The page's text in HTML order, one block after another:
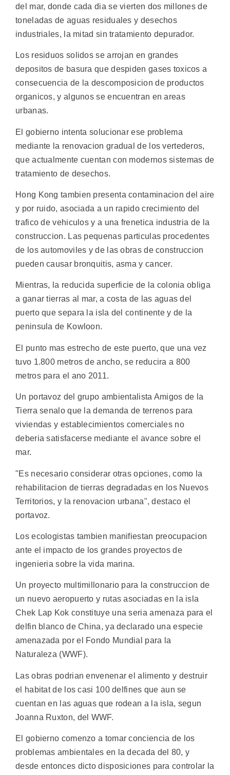
del mar, donde cada dia se vierten dos millones de
toneladas de aguas residuales y desechos
industriales, la mitad sin tratamiento depurador.
Los residuos solidos se arrojan en grandes
depositos de basura que despiden gases toxicos a
consecuencia de la descomposicion de productos
organicos, y algunos se encuentran en areas
urbanas.
El gobierno intenta solucionar ese problema
mediante la renovacion gradual de los vertederos,
que actualmente cuentan con modernos sistemas de
tratamiento de desechos.
Hong Kong tambien presenta contaminacion del aire
y por ruido, asociada a un rapido crecimiento del
trafico de vehiculos y a una frenetica industria de la
construccion. Las pequenas particulas procedentes
de los automoviles y de las obras de construccion
pueden causar bronquitis, asma y cancer.
Mientras, la reducida superficie de la colonia obliga
a ganar tierras al mar, a costa de las aguas del
puerto que separa la isla del continente y de la
peninsula de Kowloon.
El punto mas estrecho de este puerto, que una vez
tuvo 1.800 metros de ancho, se reducira a 800
metros para el ano 2011.
Un portavoz del grupo ambientalista Amigos de la
Tierra senalo que la demanda de terrenos para
viviendas y establecimientos comerciales no
deberia satisfacerse mediante el avance sobre el
mar.
"Es necesario considerar otras opciones, como la
rehabilitacion de tierras degradadas en los Nuevos
Territorios, y la renovacion urbana", destaco el
portavoz.
Los ecologistas tambien manifiestan preocupacion
ante el impacto de los grandes proyectos de
ingenieria sobre la vida marina.
Un proyecto multimillonario para la construccion de
un nuevo aeropuerto y rutas asociadas en la isla
Chek Lap Kok constituye una seria amenaza para el
delfin blanco de China, ya declarado una especie
amenazada por el Fondo Mundial para la
Naturaleza (WWF).
Las obras podrian envenenar el alimento y destruir
el habitat de los casi 100 delfines que aun se
cuentan en las aguas que rodean a la isla, segun
Joanna Ruxton, del WWF.
El gobierno comenzo a tomar conciencia de los
problemas ambientales en la decada del 80, y
desde entonces dicto disposiciones para controlar la